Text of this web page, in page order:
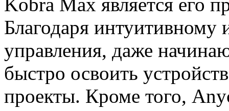
Kobra Max является его
Благодаря интуитивному
управления, даже
быстро освоить
проекты. Кроме того,